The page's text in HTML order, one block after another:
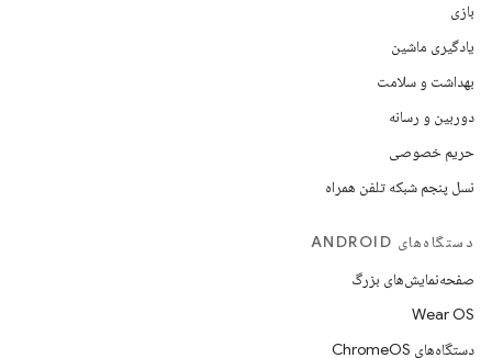
بازی
یادگیری ماشین
بهداشت و سلامت
دوربین و رسانه
حریم خصوصی
نسل پنجم شبکه تلفن همراه
دستگاه‌های ANDROID
صفحه‌نمایش‌های بزرگ
Wear OS
دستگاه‌های ChromeOS